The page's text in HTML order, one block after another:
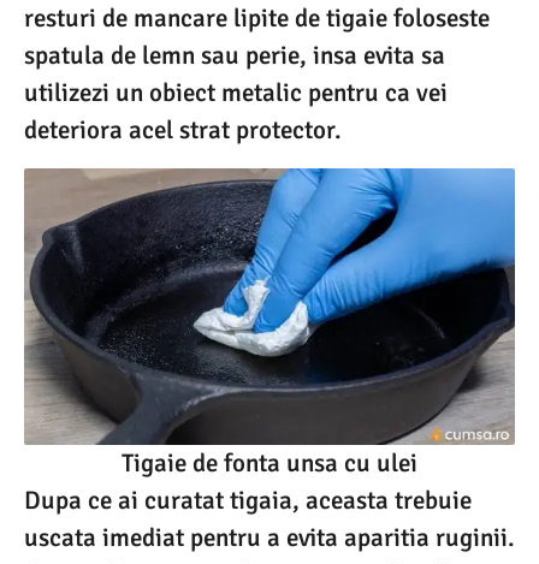
resturi de mancare lipite de tigaie foloseste
spatula de lemn sau perie, insa evita sa
utilizezi un obiect metalic pentru ca vei
deteriora acel strat protector.
Tigaie de fonta unsa cu ulei
Dupa ce ai curatat tigaia, aceasta trebuie
uscata imediat pentru a evita aparitia ruginii.